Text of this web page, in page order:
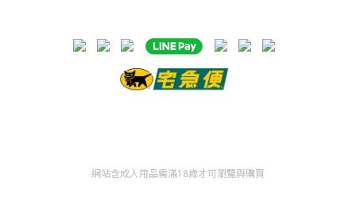
網站含成人用品需滿18歲才可瀏覽與購買